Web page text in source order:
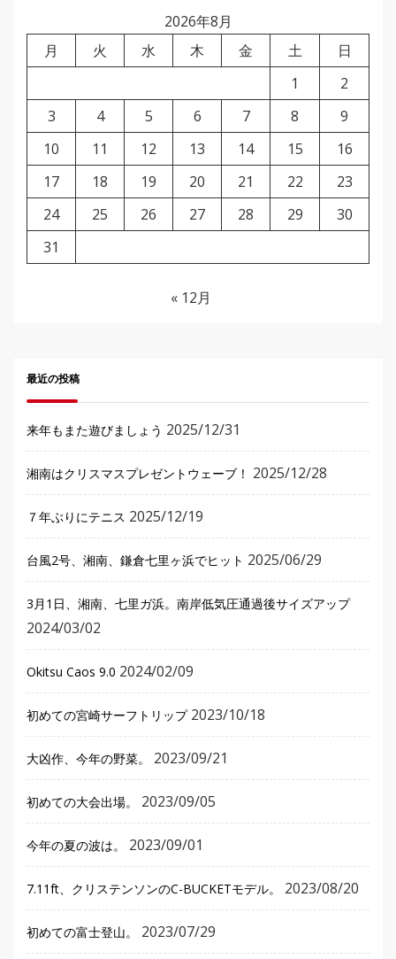
2026年8月
月
火 水 木 金 土
日
1
2
3
4 5 6 7 8
9
10
11 12 13 14 15
16
17
18 19 20 21 22
23
24
25 26 27 28 29
30
31
« 12月
最近の投稿
来年もまた遊びましょう 2025/12/31
湘南はクリスマスプレゼントウェーブ！ 2025/12/28
７年ぶりにテニス 2025/12/19
台風2号、湘南、鎌倉七里ヶ浜でヒット 2025/06/29
3月1日、湘南、七里ガ浜。南岸低気圧通過後サイズアップ
2024/03/02
Okitsu Caos 9.0 2024/02/09
初めての宮崎サーフトリップ 2023/10/18
大凶作、今年の野菜。 2023/09/21
初めての大会出場。 2023/09/05
今年の夏の波は。 2023/09/01
7.11ft、クリステンソンのC-BUCKETモデル。 2023/08/20
初めての富士登山。 2023/07/29